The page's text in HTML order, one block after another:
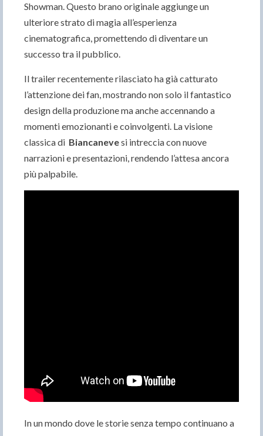
Showman. Questo brano originale aggiunge un
ulteriore strato di magia all’esperienza
cinematografica, promettendo di diventare un
successo tra il pubblico.
Il trailer recentemente rilasciato ha già catturato
l’attenzione dei fan, mostrando non solo il fantastico
design della produzione ma anche accennando a
momenti emozionanti e coinvolgenti. La visione
classica di Biancanevesi intreccia con nuove
narrazioni e presentazioni, rendendo l’attesa ancora
più palpabile.
In un mondo dove le storie senza tempo continuano a